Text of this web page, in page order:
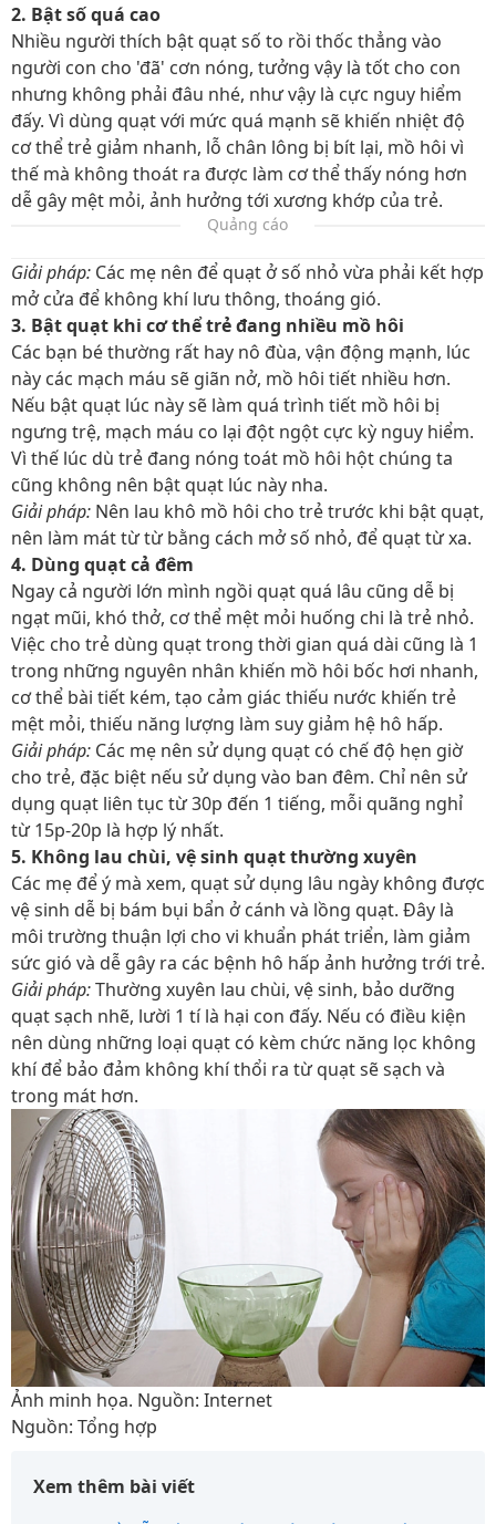
2. Bật số quá cao
Nhiều người thích bật quạt số to rồi thốc thẳng vào
người con cho 'đã' cơn nóng, tưởng vậy là tốt cho con
nhưng không phải đâu nhé, như vậy là cực nguy hiểm
đấy. Vì dùng quạt với mức quá mạnh sẽ khiến nhiệt độ
cơ thể trẻ giảm nhanh, lỗ chân lông bị bít lại, mồ hôi vì
thế mà không thoát ra được làm cơ thể thấy nóng hơn
dễ gây mệt mỏi, ảnh hưởng tới xương khớp của trẻ.
Quảng cáo
Giải pháp: Các mẹ nên để quạt ở số nhỏ vừa phải kết hợp
mở cửa để không khí lưu thông, thoáng gió.
3. Bật quạt khi cơ thể trẻ đang nhiều mồ hôi
Các bạn bé thường rất hay nô đùa, vận động mạnh, lúc
này các mạch máu sẽ giãn nở, mồ hôi tiết nhiều hơn.
Nếu bật quạt lúc này sẽ làm quá trình tiết mồ hôi bị
ngưng trệ, mạch máu co lại đột ngột cực kỳ nguy hiểm.
Vì thế lúc dù trẻ đang nóng toát mồ hôi hột chúng ta
cũng không nên bật quạt lúc này nha.
Giải pháp: Nên lau khô mồ hôi cho trẻ trước khi bật quạt,
nên làm mát từ từ bằng cách mở số nhỏ, để quạt từ xa.
4. Dùng quạt cả đêm
Ngay cả người lớn mình ngồi quạt quá lâu cũng dễ bị
ngạt mũi, khó thở, cơ thể mệt mỏi huống chi là trẻ nhỏ.
Việc cho trẻ dùng quạt trong thời gian quá dài cũng là 1
trong những nguyên nhân khiến mồ hôi bốc hơi nhanh,
cơ thể bài tiết kém, tạo cảm giác thiếu nước khiến trẻ
mệt mỏi, thiếu năng lượng làm suy giảm hệ hô hấp.
Giải pháp: Các mẹ nên sử dụng quạt có chế độ hẹn giờ
cho trẻ, đặc biệt nếu sử dụng vào ban đêm. Chỉ nên sử
dụng quạt liên tục từ 30p đến 1 tiếng, mỗi quãng nghỉ
từ 15p-20p là hợp lý nhất.
5. Không lau chùi, vệ sinh quạt thường xuyên
Các mẹ để ý mà xem, quạt sử dụng lâu ngày không được
vệ sinh dễ bị bám bụi bẩn ở cánh và lồng quạt. Đây là
môi trường thuận lợi cho vi khuẩn phát triển, làm giảm
sức gió và dễ gây ra các bệnh hô hấp ảnh hưởng trới trẻ.
Giải pháp:Thường xuyên lau chùi, vệ sinh, bảo dưỡng
quạt sạch nhẽ, lười 1 tí là hại con đấy. Nếu có điều kiện
nên dùng những loại quạt có kèm chức năng lọc không
khí để bảo đảm không khí thổi ra từ quạt sẽ sạch và
trong mát hơn.
Ảnh minh họa. Nguồn: Internet
Nguồn: Tổng hợp
Xem thêm bài viết